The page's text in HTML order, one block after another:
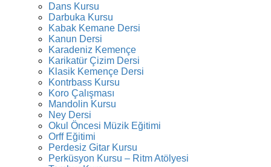
Dans Kursu
Darbuka Kursu
Kabak Kemane Dersi
Kanun Dersi
Karadeniz Kemençe
Karikatür Çizim Dersi
Klasik Kemençe Dersi
Kontrbass Kursu
Koro Çalışması
Mandolin Kursu
Ney Dersi
Okul Öncesi Müzik Eğitimi
Orff Eğitimi
Perdesiz Gitar Kursu
Perküsyon Kursu – Ritm Atölyesi